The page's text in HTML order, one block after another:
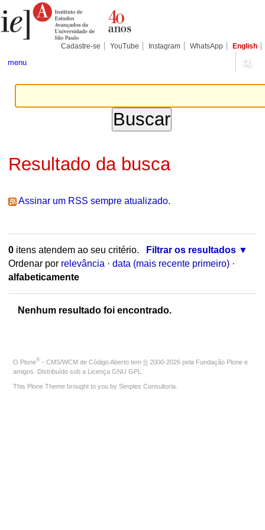
para
conteúdo.
Pessoais
Cadastre-se YouTube Instagram WhatsApp English
menu
Resultado da busca
Assinar um RSS sempre atualizado.
0itens atendem ao seu critério.
Filtrar os resultados
Ordenar por relevância · data (mais recente primeiro) ·
alfabeticamente
Nenhum resultado foi encontrado.
O Plone® - CMS/WCM de Código Aberto tem © 2000-2026 pela Fundação Plone e
amigos. Distribuído sob a Licença GNU GPL
This Plone Theme brought to you by Simples Consultoria